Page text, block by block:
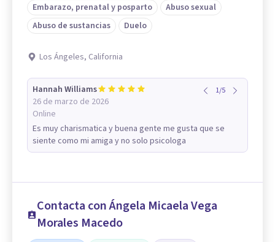
Embarazo, prenatal y posparto
Abuso sexual
Abuso de sustancias
Duelo
Los Ángeles, California
Hannah Williams
26 de marzo de 2026
Online
1/5
Es muy charismatica y buena gente me gusta que se
siente como mi amiga y no solo psicologa
Contacta con Ángela Micaela Vega
Morales Macedo